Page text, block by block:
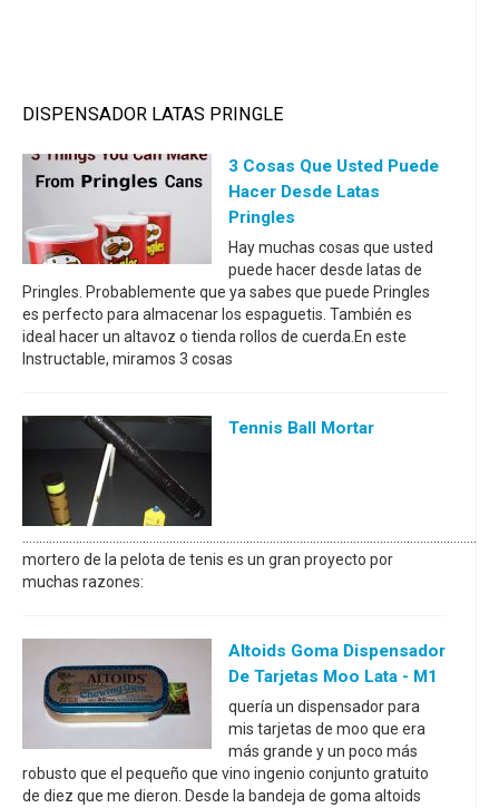
DISPENSADOR LATAS PRINGLE
3 Cosas Que Usted Puede
Hacer Desde Latas
Pringles
Hay muchas cosas que usted
puede hacer desde latas de
Pringles. Probablemente que ya sabes que puede Pringles
es perfecto para almacenar los espaguetis. También es
ideal hacer un altavoz o tienda rollos de cuerda.En este
Instructable, miramos 3 cosas
Tennis Ball Mortar
mortero de la pelota de tenis es un gran proyecto por
muchas razones:
Altoids Goma Dispensador
De Tarjetas Moo Lata - M1
quería un dispensador para
mis tarjetas de moo que era
más grande y un poco más
robusto que el pequeño que vino ingenio conjunto gratuito
de diez que me dieron. Desde la bandeja de goma altoids